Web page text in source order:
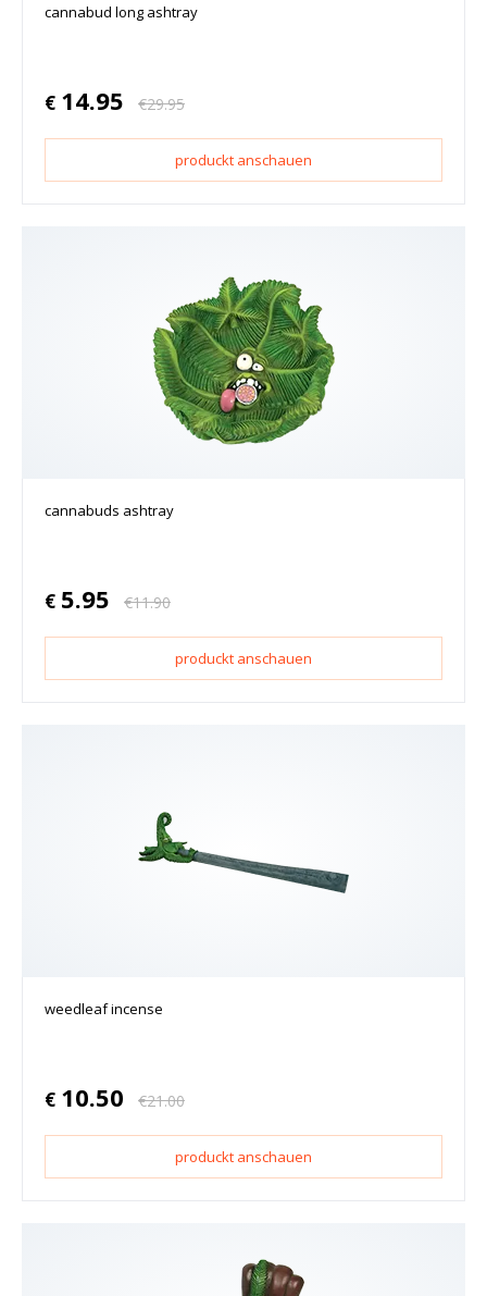
cannabud long ashtray
€ 14.95 €29.95
produckt anschauen
cannabuds ashtray
€ 5.95 €11.90
produckt anschauen
weedleaf incense
€ 10.50 €21.00
produckt anschauen